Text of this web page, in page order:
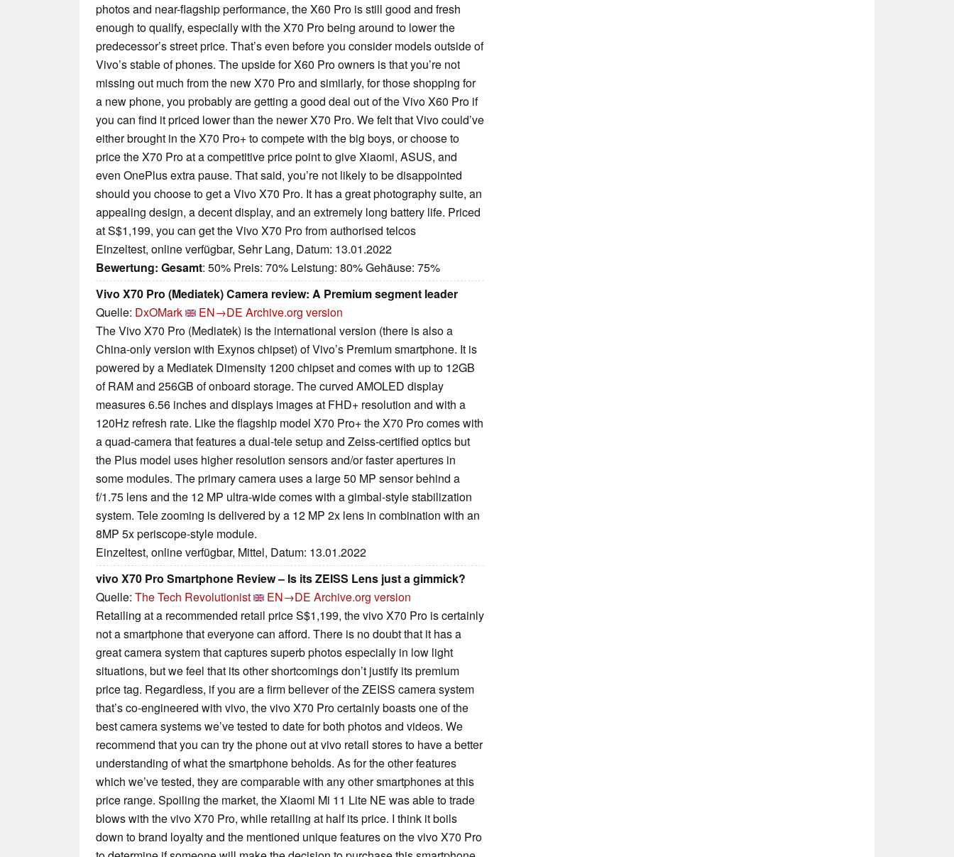
photos and near-flagship performance, the X60 Pro is still good and fresh
enough to qualify, especially with the X70 Pro being around to lower the
predecessor’s street price. That’s even before you consider models outside of
Vivo’s stable of phones. The upside for X60 Pro owners is that you’re not
missing out much from the new X70 Pro and similarly, for those shopping for
a new phone, you probably are getting a good deal out of the Vivo X60 Pro if
you can find it priced lower than the newer X70 Pro. We felt that Vivo could’ve
either brought in the X70 Pro+ to compete with the big boys, or choose to
price the X70 Pro at a competitive price point to give Xiaomi, ASUS, and
even OnePlus extra pause. That said, you’re not likely to be disappointed
should you choose to get a Vivo X70 Pro. It has a great photography suite, an
appealing design, a decent display, and an extremely long battery life. Priced
at S$1,199, you can get the Vivo X70 Pro from authorised telcos
Einzeltest, online verfügbar, Sehr Lang, Datum: 13.01.2022
Bewertung: Gesamt: 50% Preis: 70% Leistung: 80% Gehäuse: 75%
Vivo X70 Pro (Mediatek) Camera review: A Premium segment leader
Quelle: DxOMark EN→DE Archive.org version
The Vivo X70 Pro (Mediatek) is the international version (there is also a
China-only version with Exynos chipset) of Vivo’s Premium smartphone. It is
powered by a Mediatek Dimensity 1200 chipset and comes with up to 12GB
of RAM and 256GB of onboard storage. The curved AMOLED display
measures 6.56 inches and displays images at FHD+ resolution and with a
120Hz refresh rate. Like the flagship model X70 Pro+ the X70 Pro comes with
a quad-camera that features a dual-tele setup and Zeiss-certified optics but
the Plus model uses higher resolution sensors and/or faster apertures in
some modules. The primary camera uses a large 50 MP sensor behind a
f/1.75 lens and the 12 MP ultra-wide comes with a gimbal-style stabilization
system. Tele zooming is delivered by a 12 MP 2x lens in combination with an
8MP 5x periscope-style module.
Einzeltest, online verfügbar, Mittel, Datum: 13.01.2022
vivo X70 Pro Smartphone Review – Is its ZEISS Lens just a gimmick?
Quelle: The Tech Revolutionist EN→DE Archive.org version
Retailing at a recommended retail price S$1,199, the vivo X70 Pro is certainly
not a smartphone that everyone can afford. There is no doubt that it has a
great camera system that captures superb photos especially in low light
situations, but we feel that its other shortcomings don’t justify its premium
price tag. Regardless, if you are a firm believer of the ZEISS camera system
that’s co-engineered with vivo, the vivo X70 Pro certainly boasts one of the
best camera systems we’ve tested to date for both photos and videos. We
recommend that you can try the phone out at vivo retail stores to have a better
understanding of what the smartphone beholds. As for the other features
which we’ve tested, they are comparable with any other smartphones at this
price range. Spoiling the market, the Xiaomi Mi 11 Lite NE was able to trade
blows with the vivo X70 Pro, while retailing at half its price. I think it boils
down to brand loyalty and the mentioned unique features on the vivo X70 Pro